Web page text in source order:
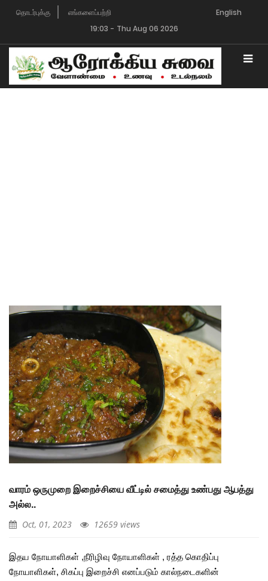
தொடர்புக்கு எங்களைப்பற்றி
English
19:03 - Thu Aug 06 2026
வாரம் ஒருமுறை இறைச்சியை வீட்டில் சமைத்து உண்பது ஆபத்து
அல்ல..
Oct, 01, 2023 12659 views
இதய நோயாளிகள் ,நீரிழிவு நோயாளிகள் , ரத்த கொதிப்பு
நோயாளிகள், சிகப்பு இறைச்சி எனப்படும் கால்நடைகளின்